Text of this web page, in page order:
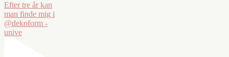
Efter tre år kan
man finde mig i
@dekoform -
unive